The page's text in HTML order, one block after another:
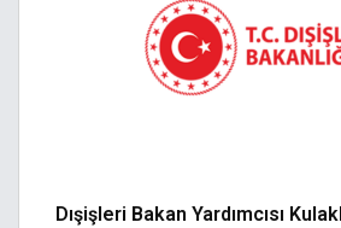
Dışişleri Bakan Yardımcısı